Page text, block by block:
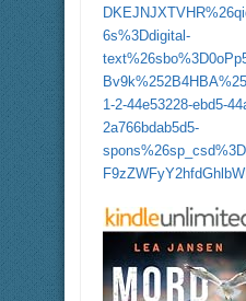
6s%3Ddigital-
1-2-44e53228-ebd5-
2a766bdab5d5-